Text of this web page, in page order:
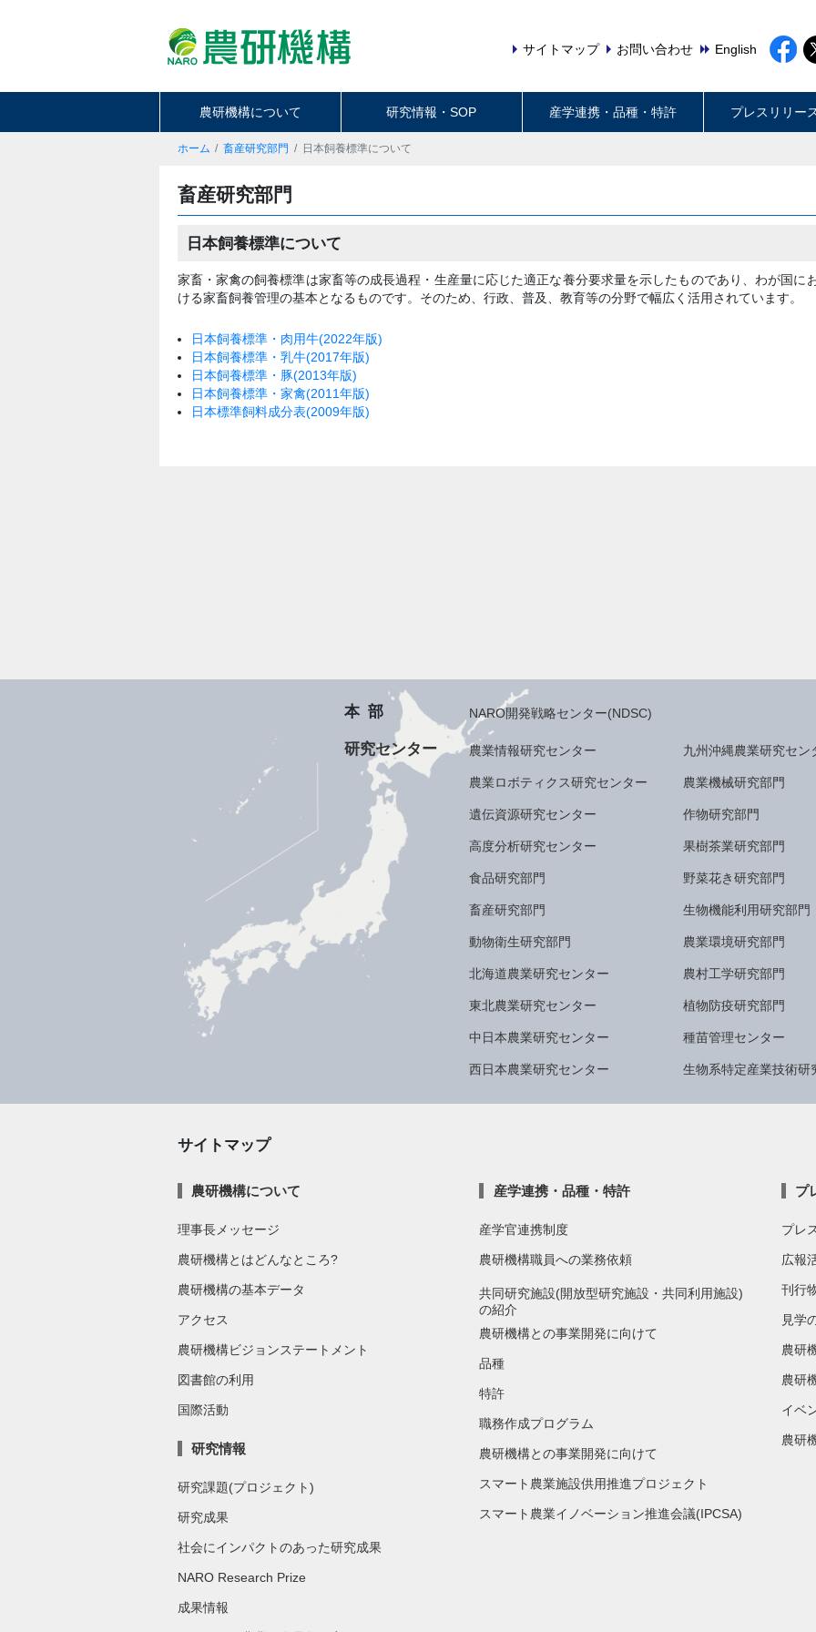
サイトマップ お問い合わせ English
農研機構について 研究情報・SOP 産学連携・品種・特許 プレスリリー
ホーム 畜産研究部門 日本飼養標準について
畜産研究部門
日本飼養標準について
家畜・家禽の飼養標準は家畜等の成長過程・生産量に応じた適正な養分要求量を示したものであり、わが国に
ける家畜飼養管理の基本となるものです。そのため、行政、普及、教育等の分野で幅広く活用されています。
日本飼養標準・肉用牛(2022年版)
日本飼養標準・乳牛(2017年版)
日本飼養標準・豚(2013年版)
日本飼養標準・家禽(2011年版)
日本標準飼料成分表(2009年版)
本部 NARO開発戦略センター(NDSC)
研究センター 農業情報研究センター
農業ロボティクス研究センター
遺伝資源研究センター
高度分析研究センター
食品研究部門
畜産研究部門
動物衛生研究部門
北海道農業研究センター
東北農業研究センター
中日本農業研究センター
西日本農業研究センター
九州沖縄農業研究セン
農業機械研究部門
作物研究部門
果樹茶業研究部門
野菜花き研究部門
生物機能利用研究部門
農業環境研究部門
農村工学研究部門
植物防疫研究部門
種苗管理センター
生物系特定産業技術研
サイトマップ
農研機構について
理事長メッセージ
農研機構とはどんなところ?
農研機構の基本データ
アクセス
農研機構ビジョンステートメント
図書館の利用
国際活動
研究情報
研究課題(プロジェクト)
研究成果
社会にインパクトのあった研究成果
NARO Research Prize
成果情報
産学連携・品種・特許
産学官連携制度
農研機構職員への業務依頼
共同研究施設(開放型研究施設・共同利用施設)
の紹介
農研機構との事業開発に向けて
品種
特許
職務作成プログラム
農研機構との事業開発に向けて
スマート農業施設供用推進プロジェクト
スマート農業イノベーション推進会議(IPCSA)
プ
プレ
広報
刊行
見学
農研
農研
イベ
農研